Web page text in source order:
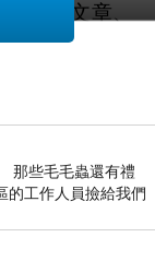
價、文章、
息後。
可獲得最新
那些毛毛蟲還有禮
的工作人員撿給我們